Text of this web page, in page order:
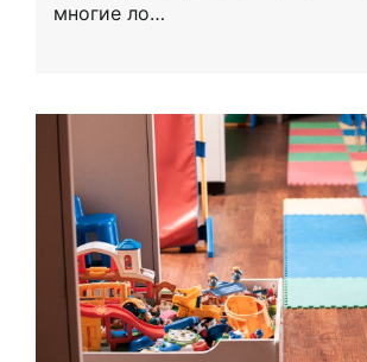
многие ло…